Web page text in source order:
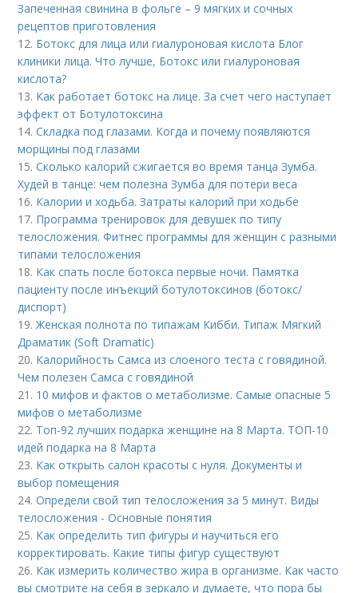
Запеченная свинина в фольге – 9 мягких и сочных
рецептов приготовления
12. Ботокс для лица или гиалуроновая кислота Блог
клиники лица. Что лучше, Ботокс или гиалуроновая
кислота?
13. Как работает ботокс на лице. За счет чего наступает
эффект от Ботулотоксина
14.Складка под глазами. Когда и почему появляются
морщины под глазами
15.Сколько калорий сжигается во время танца Зумба.
Худей в танце: чем полезна Зумба для потери веса
16. Калории и ходьба. Затраты калорий при ходьбе
17. Программа тренировок для девушек по типу
телосложения. Фитнес программы для женщин с разными
типами телосложения
18. Как спать после ботокса первые ночи. Памятка
пациенту после инъекций ботулотоксинов (ботокс/
диспорт)
19.Женская полнота по типажам Кибби. Типаж Мягкий
Драматик (Soft Dramatic)
20. Калорийность Самса из слоеного теста с говядиной.
Чем полезен Самса с говядиной
21. 10 мифов и фактов о метаболизме. Самые опасные 5
мифов о метаболизме
22. Топ-92 лучших подарка женщине на 8 Марта. ТОП-10
идей подарка на 8 Марта
23. Как открыть салон красоты с нуля. Документы и
выбор помещения
24.Определи свой тип телосложения за 5 минут. Виды
телосложения - Основные понятия
25. Как определить тип фигуры и научиться его
корректировать. Какие типы фигур существуют
26. Как измерить количество жира в организме. Как часто
вы смотрите на себя в зеркало и думаете, что пора бы